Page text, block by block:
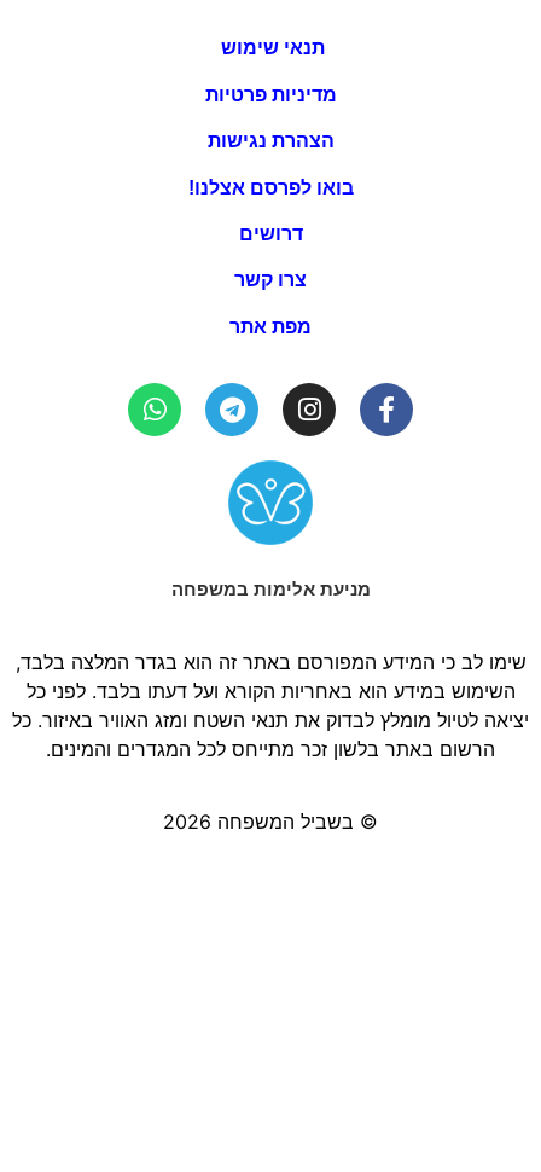
תנאי שימוש
מדיניות פרטיות
הצהרת נגישות
בואו לפרסם אצלנו!
דרושים
צרו קשר
מפת אתר
מניעת אלימות במשפחה
שימו לב כי המידע המפורסם באתר זה הוא בגדר המלצה בלבד,
השימוש במידע הוא באחריות הקורא ועל דעתו בלבד. לפני כל
יציאה לטיול מומלץ לבדוק את תנאי השטח ומזג האוויר באיזור. כל
הרשום באתר בלשון זכר מתייחס לכל המגדרים והמינים.
© בשביל המשפחה 2026